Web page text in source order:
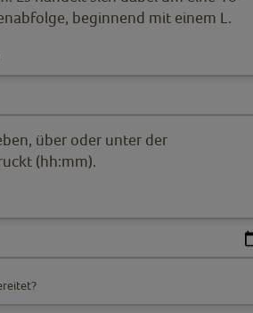
beginnend mit einem L.
über oder unter der
(hh:mm).